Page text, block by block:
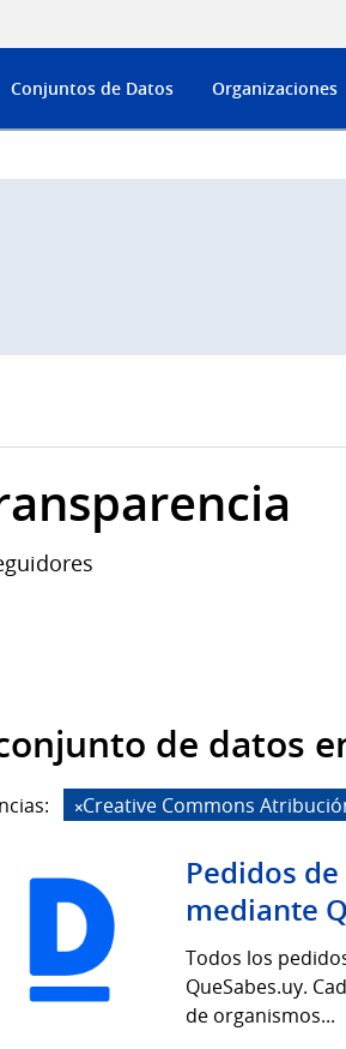
Conjuntos de Datos Organizaciones
de datos
Creative Commons
Pedidos
mediante
Todos los
QueSabes.uy.
de organismos...